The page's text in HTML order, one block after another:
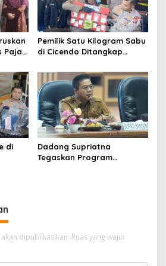
Pajak
Pemilik Satu Kilogram Sabu
di Cicendo Ditangkap
di
Dadang Supriatna
Tegaskan Program
dipublikasikan. Ruas yang wajib